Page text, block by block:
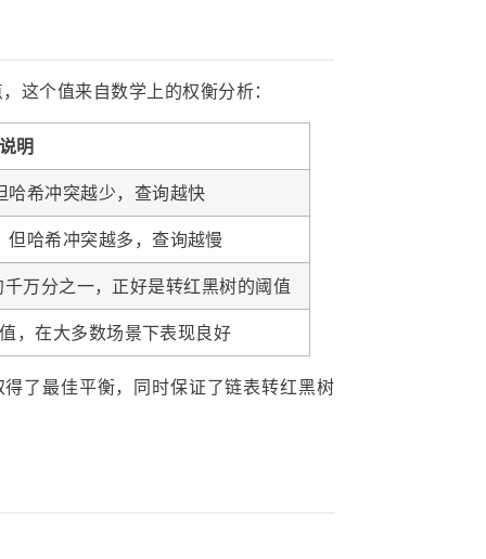
这个值来自数学上的权衡分析：
明
哈希冲突越少，查询越快
哈希冲突越多，查询越慢
万分之一，正好是转红黑树的阈值
，在大多数场景下表现良好
了最佳平衡，同时保证了链表转红黑树